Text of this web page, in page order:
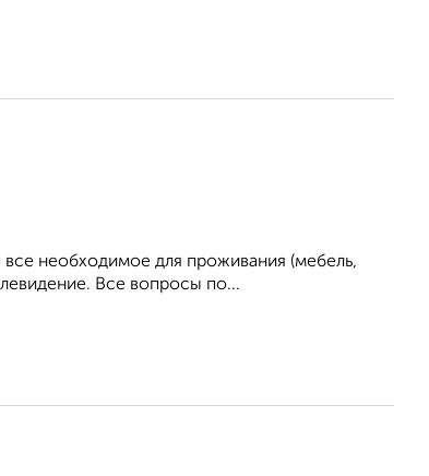
необходимое для проживания (мебель,
Все вопросы по...